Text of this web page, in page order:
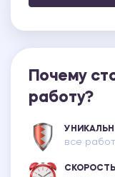
Почему
работу?
все
СКОРОСТЬ